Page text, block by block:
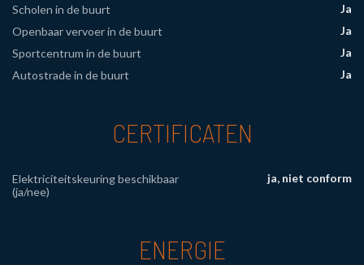
Scholen in de buurt
Ja
Openbaar vervoer in de buurt
Ja
Sportcentrum in de buurt
Ja
Autostrade in de buurt
Ja
CERTIFICATEN
Elektriciteitskeuring beschikbaar
(ja/nee)
ja, niet conform
ENERGIE